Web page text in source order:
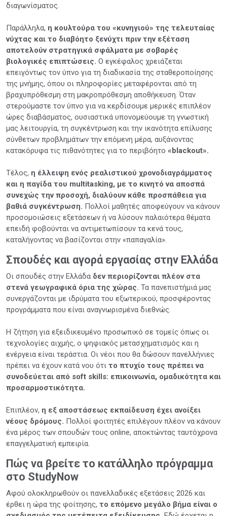
διαγωνίσματος.
Παράλληλα, η κουλτούρα του «κυνηγιού» της τελευταίας
νύχτας και το διαβόητο ξενύχτι πριν την εξέταση
αποτελούν στρατηγικά σφάλματα με σοβαρές
βιολογικές επιπτώσεις. Ο εγκέφαλος χρειάζεται
επειγόντως τον ύπνο για τη διαδικασία της σταθεροποίησης
της μνήμης, όπου οι πληροφορίες μεταφέρονται από τη
βραχυπρόθεσμη στη μακροπρόθεσμη αποθήκευση. Όταν
στερούμαστε τον ύπνο για να κερδίσουμε μερικές επιπλέον
ώρες διαβάσματος, ουσιαστικά υπονομεύουμε τη γνωστική
μας λειτουργία, τη συγκέντρωση και την ικανότητα επίλυσης
σύνθετων προβλημάτων την επόμενη μέρα, αυξάνοντας
κατακόρυφα τις πιθανότητες για το περιβόητο «blackout».
Τέλος, η έλλειψη ενός ρεαλιστικού χρονοδιαγράμματος
και η παγίδα του multitasking, με το κινητό να αποσπά
συνεχώς την προσοχή, διαλύουν κάθε προσπάθεια για
βαθιά συγκέντρωση. Πολλοί μαθητές αποφεύγουν να κάνουν
προσομοιώσεις εξετάσεων ή να λύσουν παλαιότερα θέματα
επειδή φοβούνται να αντιμετωπίσουν τα κενά τους,
καταλήγοντας να βασίζονται στην «παπαγαλία».
Σπουδές και αγορά εργασίας στην Ελλάδα
Οι σπουδές στην Ελλάδα δεν περιορίζονται πλέον στα
στενά γεωγραφικά όρια της χώρας. Τα πανεπιστήμιά μας
συνεργάζονται με ιδρύματα του εξωτερικού, προσφέροντας
προγράμματα που είναι αναγνωρισμένα διεθνώς.
Η ζήτηση για εξειδικευμένο προσωπικό σε τομείς όπως οι
τεχνολογίες αιχμής, ο ψηφιακός μετασχηματισμός και η
ενέργεια είναι τεράστια. Οι νέοι που θα δώσουν πανελλήνιες
πρέπει να έχουν κατά νου ότι το πτυχίο τους πρέπει να
συνοδεύεται από soft skills: επικοινωνία, ομαδικότητα και
προσαρμοστικότητα.
Επιπλέον, η εξ αποστάσεως εκπαίδευση έχει ανοίξει
νέους δρόμους. Πολλοί φοιτητές επιλέγουν πλέον να κάνουν
ένα μέρος των σπουδών τους online, αποκτώντας ταυτόχρονα
επαγγελματική εμπειρία.
Πώς να βρείτε το κατάλληλο πρόγραμμα
στο StudyNow
Αφού ολοκληρωθούν οι πανελλαδικές εξετάσεις 2026 και
έρθει η ώρα της φοίτησης, το επόμενο μεγάλο βήμα είναι ο